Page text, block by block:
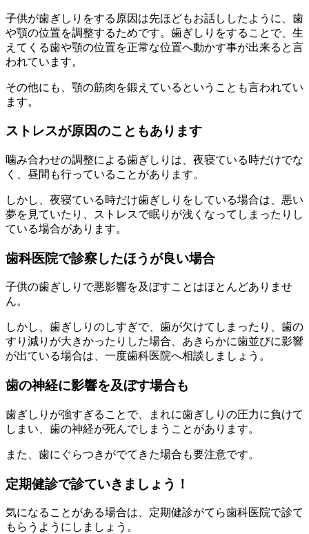
子供が歯ぎしりをする原因は先ほどもお話ししたように、歯
や顎の位置を調整するためです。歯ぎしりをすることで、生
えてくる歯や顎の位置を正常な位置へ動かす事が出来ると言
われています。
その他にも、顎の筋肉を鍛えているということも言われてい
ます。
ストレスが原因のこともあります
噛み合わせの調整による歯ぎしりは、夜寝ている時だけでな
く、昼間も行っていることがあります。
しかし、夜寝ている時だけ歯ぎしりをしている場合は、悪い
夢を見ていたり、ストレスで眠りが浅くなってしまったりし
ている場合があります。
歯科医院で診察したほうが良い場合
子供の歯ぎしりで悪影響を及ぼすことはほとんどありませ
ん。
しかし、歯ぎしりのしすぎで、歯が欠けてしまったり、歯の
すり減りが大きかったりした場合、あきらかに歯並びに影響
が出ている場合は、一度歯科医院へ相談しましょう。
歯の神経に影響を及ぼす場合も
歯ぎしりが強すぎることで、まれに歯ぎしりの圧力に負けて
しまい、歯の神経が死んでしまうことがあります。
また、歯にぐらつきがでてきた場合も要注意です。
定期健診で診ていきましょう！
気になることがある場合は、定期健診がてら歯科医院で診て
もらうようにしましょう。